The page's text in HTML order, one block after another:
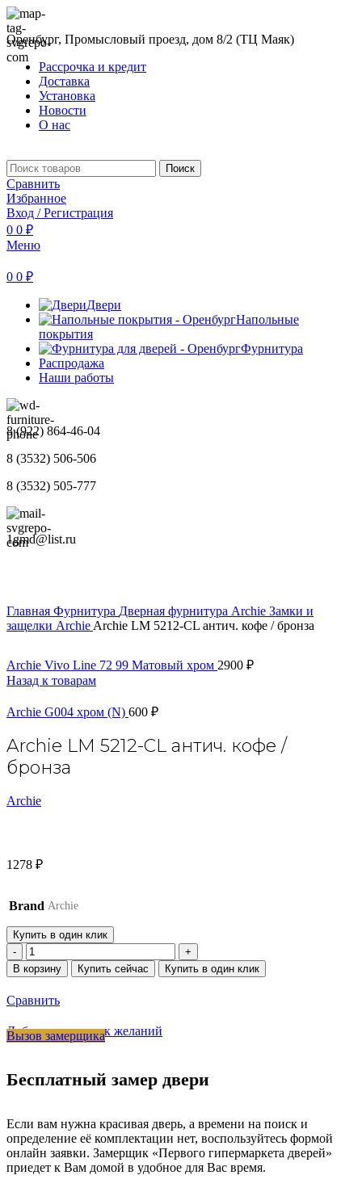
Оренбург, Промысловый проезд, дом 8/2 (ТЦ Маяк)
Рассрочка и кредит
Доставка
Установка
Новости
О нас
Поиск
Сравнить
Избранное
Вход / Регистрация
0 0 ₽
Меню
0 0 ₽
Двери
Напольные
покрытия
Фурнитура
Распродажа
Наши работы
8 (922) 864-46-04
8 (3532) 506-506
8 (3532) 505-777
1gmd@list.ru
Главная Фурнитура Дверная фурнитура Archie Замки и
защелки Archie Archie LM 5212-CL антич. кофе / бронза
Archie Vivo Line 72 99 Матовый хром 2900 ₽
Назад к товарам
Archie G004 хром (N) 600 ₽
Archie LM 5212-CL антич. кофе /
бронза
Archie
1278 ₽
Brand Archie
Купить в один клик
Количество
товара
Archie
5212-
антич.
бронза
В корзину Купить сейчас Купить в один клик
Сравнить
Добавить в список желаний
Вызов замерщика
Бесплатный замер двери
Если вам нужна красивая дверь, а времени на поиск и
определение её комплектации нет, воспользуйтесь формой
онлайн заявки. Замерщик «Первого гипермаркета дверей»
приедет к Вам домой в удобное для Вас время.